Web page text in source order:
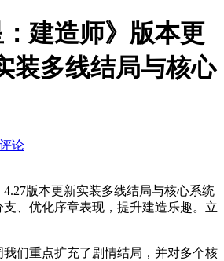
：建造师》版本更
装多线结局与核心
论
4.27版本更新实装多线结局与核心系统
、优化序章表现，提升建造乐趣。立
们重点扩充了剧情结局，并对多个核